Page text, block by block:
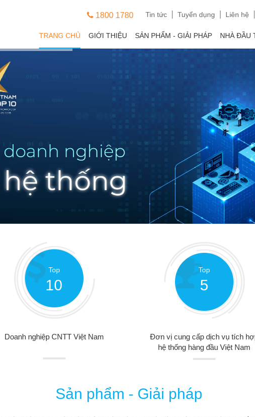
1800 1780 Tin tức Tuyển dụng Liên hệ
TRANG CHỦ GIỚI THIỆU SẢN PHẨM - GIẢI PHÁP NHÀ ĐẦU
Top
10
Doanh nghiệp CNTT Việt Nam
Top
5
Đơn vị cung cấp dịch vụ tích
hệ thống hàng đầu Việt Nam
Sản phẩm - Giải pháp